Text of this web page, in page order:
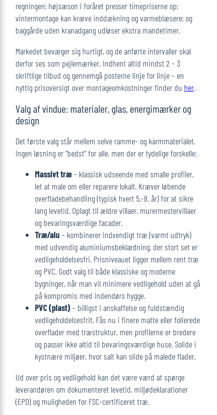
regningen: højsæson i foråret presser timepriserne op;
vintermontage kan kræve inddækning og varmeblæsere; og
baggårde uden kranadgang udløser ekstra mandetimer.
Markedet bevæger sig hurtigt, og de anførte intervaller skal
derfor ses som pejlemærker. Indhent altid mindst 2 – 3
skriftlige tilbud og gennemgå posterne linje for linje – en
nyttig prisoversigt over montageomkostninger finder du her.
Valg af vindue: materialer, glas, energimærker og
design
Det første valg står mellem selve ramme- og karmmaterialet.
Ingen løsning er ”bedst” for alle, men der er tydelige forskelle:
Massivt træ– klassisk udseende med smalle profiler,
let at male om eller reparere lokalt. Kræver løbende
overfladebehandling (typisk hvert 5.-8. år) for at sikre
lang levetid. Oplagt til ældre villaer, murermestervillaer
og bevaringsværdige facader.
Træ/alu– kombinerer indvendigt træ (varmt udtryk)
med udvendig aluminiumsbeklædning, der stort set er
vedligeholdelsesfri. Prisniveauet ligger mellem rent træ
og PVC. Godt valg til både klassiske og moderne
bygninger, når man vil minimere vedligehold uden at gå
på kompromis med indendørs hygge.
PVC (plast)– billigst i anskaffelse og fuldstændig
vedligeholdelsesfrit. Fås nu i finere matte eller folierede
overflader med træstruktur, men profilerne er bredere
og passer ikke altid til bevaringsværdige huse. Solide i
kystnære miljøer, hvor salt kan slide på malede flader.
Ud over pris og vedligehold kan det være værd at spørge
leverandøren om dokumenteret levetid, miljødeklarationer
(EPD) og muligheden for FSC-certificeret træ.